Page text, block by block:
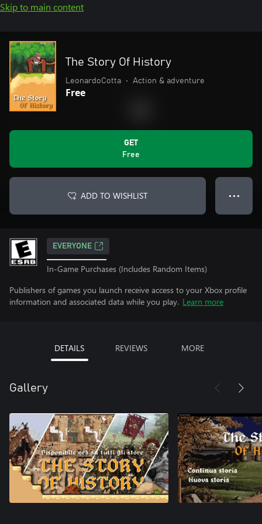
Skip to main content
The Story Of History
LeonardoCotta • Action & adventure
Free
GET
Free
ADD TO WISHLIST ● ● ●
EVERYONE
In-Game Purchases (Includes Random Items)
Publishers of games you launch receive access to your Xbox profile
information and associated data while you play. Learn more
DETAILS REVIEWS MORE
Gallery